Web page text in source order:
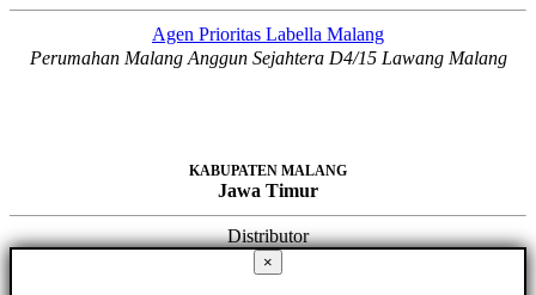
Agen Prioritas Labella Malang
Perumahan Malang Anggun Sejahtera D4/15 Lawang Malang
KABUPATEN MALANG
Jawa Timur
Distributor
×